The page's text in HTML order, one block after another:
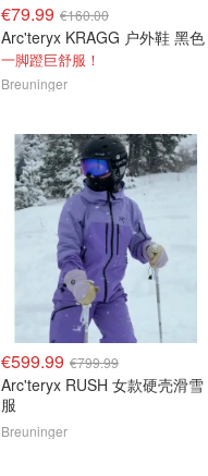
€79.99 €160.00
Arc'teryx KRAGG 户外鞋 黑色
一脚蹬巨舒服！
Breuninger
€599.99 €799.99
Arc'teryx RUSH 女款硬壳滑雪
服
Breuninger